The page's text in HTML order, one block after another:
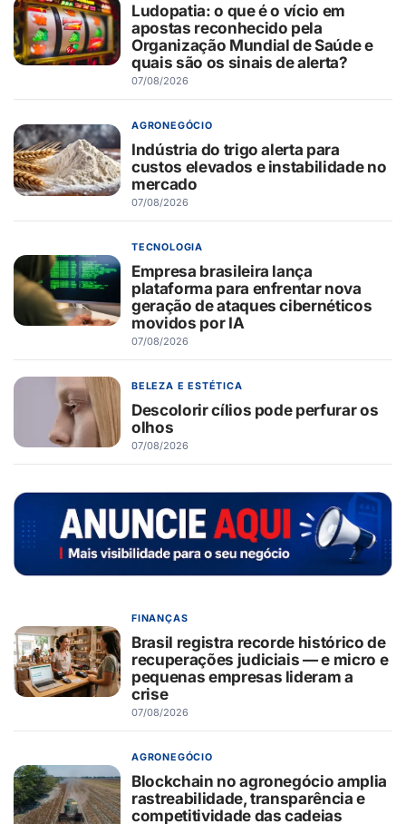
Ludopatia: o que é o vício em
apostas reconhecido pela
Organização Mundial de Saúde e
quais são os sinais de alerta?
07/08/2026
AGRONEGÓCIO
Indústria do trigo alerta para
custos elevados e instabilidade no
mercado
07/08/2026
TECNOLOGIA
Empresa brasileira lança
plataforma para enfrentar nova
geração de ataques cibernéticos
movidos por IA
07/08/2026
BELEZA E ESTÉTICA
Descolorir cílios pode perfurar os
olhos
07/08/2026
FINANÇAS
Brasil registra recorde histórico de
recuperações judiciais — e micro e
pequenas empresas lideram a
crise
07/08/2026
AGRONEGÓCIO
Blockchain no agronegócio amplia
rastreabilidade, transparência e
competitividade das cadeias